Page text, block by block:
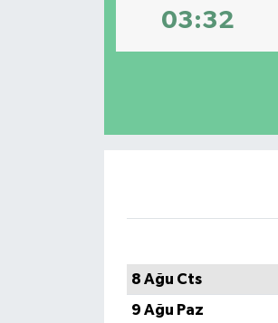
03:32
8 Ağu Cts
9 Ağu Paz